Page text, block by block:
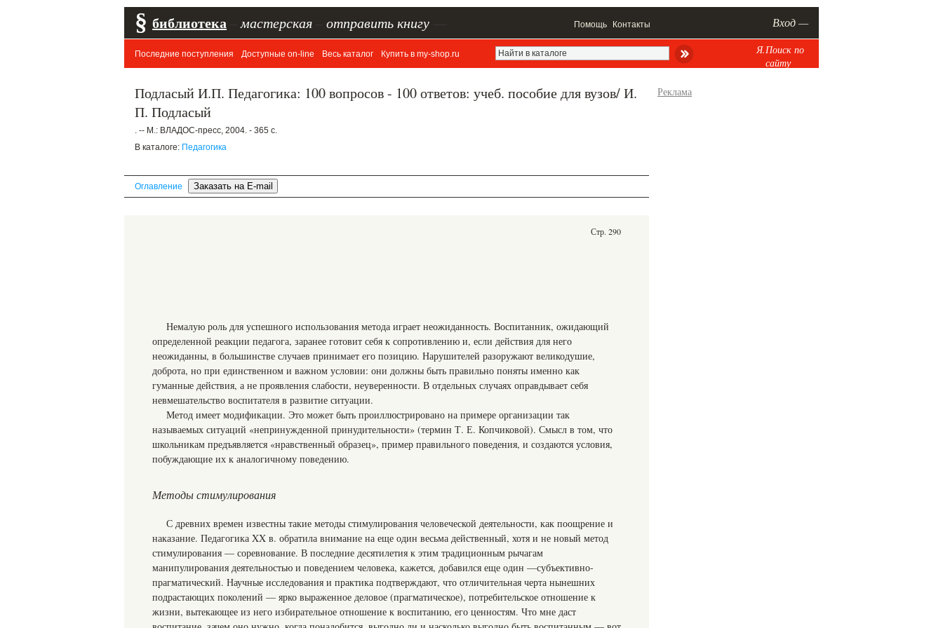
§ библиотека мастерская отправить книгу Помощь Контакты Вход —
Последние поступления Доступные on-line Весь каталог Купить в my-shop.ru
Я.Поиск по
сайту
Подласый И.П. Педагогика: 100 вопросов - 100 ответов: учеб. пособие для вузов/ И.
П. Подласый
. -- М.: ВЛАДОС-пресс, 2004. - 365 с.
В каталоге: Педагогика
Оглавление
Стр. 290
Немалую роль для успешного использования метода играет неожиданность. Воспитанник, ожидающий
определенной реакции педагога, заранее готовит себя к сопротивлению и, если действия для него
неожиданны, в большинстве случаев принимает его позицию. Нарушителей разоружают великодушие,
доброта, но при единственном и важном условии: они должны быть правильно поняты именно как
гуманные действия, а не проявления слабости, неуверенности. В отдельных случаях оправдывает себя
невмешательство воспитателя в развитие ситуации.
Метод имеет модификации. Это может быть проиллюстрировано на примере организации так
называемых ситуаций «непринужденной принудительности» (термин Т. Е. Копчиковой). Смысл в том, что
школьникам предъявляется «нравственный образец», пример правильного поведения, и создаются условия,
побуждающие их к аналогичному поведению.
Методы стимулирования
С древних времен известны такие методы стимулирования человеческой деятельности, как поощрение и
наказание. Педагогика XX в. обратила внимание на еще один весьма действенный, хотя и не новый метод
стимулирования — соревнование. В последние десятилетия к этим традиционным рычагам
манипулирования деятельностью и поведением человека, кажется, добавился еще один —субъективно-
прагматический. Научные исследования и практика подтверждают, что отличительная черта нынешних
подрастающих поколений — ярко выраженное деловое (прагматическое), потребительское отношение к
жизни, вытекающее из него избирательное отношение к воспитанию, его ценностям. Что мне даст
Реклама